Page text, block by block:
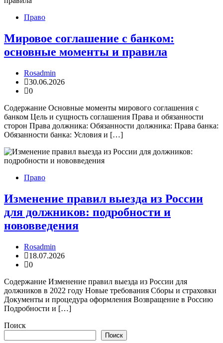
Право
Мировое соглашение с банком:
основные моменты и правила
Rosadmin
30.06.2026
0
Содержание Основные моменты мирового соглашения с
банком Цель и сущность соглашения Права и обязанности
сторон Права должника: Обязанности должника: Права банка:
Обязанности банка: Условия и […]
Право
Изменение правил выезда из России
для должников: подробности и
нововведения
Rosadmin
18.07.2026
0
Содержание Изменение правил выезда из России для
должников в 2022 году Новые требования Сборы и страховки
Документы и процедура оформления Возвращение в Россию
Подробности и […]
Поиск
Поиск